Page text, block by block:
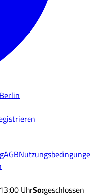
AGB
UhrSo:geschlossen